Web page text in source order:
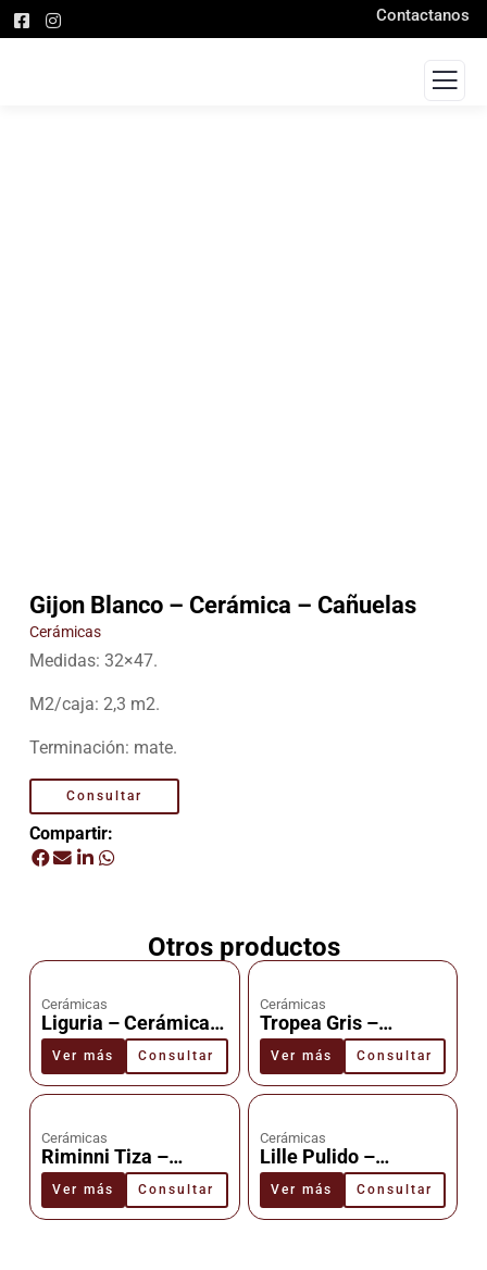
Contactanos
Gijon Blanco – Cerámica – Cañuelas
Cerámicas
Medidas: 32×47.
M2/caja: 2,3 m2.
Terminación: mate.
Consultar
Compartir:
Otros productos
Cerámicas
Liguria – Cerámica –
Cañuelas
Ver más Consultar
Cerámicas
Tropea Gris –
Cerámica –
Cañuelas
Ver más Consultar
Cerámicas
Riminni Tiza –
Cerámica –
Cañuelas
Ver más Consultar
Cerámicas
Lille Pulido –
Cerámica –
Cañuelas
Ver más Consultar